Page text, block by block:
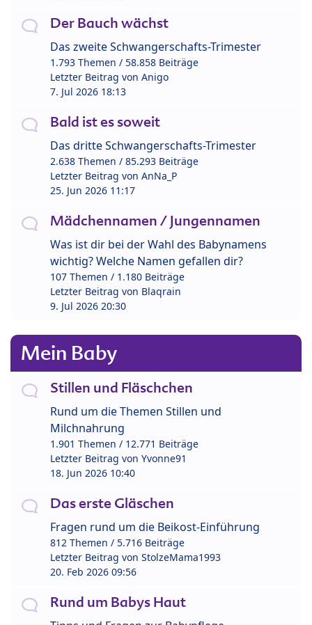
Der Bauch wächst
Das zweite Schwangerschafts-Trimester
1.793 Themen / 58.858 Beiträge
Letzter Beitrag von Anigo
7. Jul 2026 18:13
Bald ist es soweit
Das dritte Schwangerschafts-Trimester
2.638 Themen / 85.293 Beiträge
Letzter Beitrag von AnNa_P
25. Jun 2026 11:17
Mädchennamen / Jungennamen
Was ist dir bei der Wahl des Babynamens
wichtig? Welche Namen gefallen dir?
107 Themen / 1.180 Beiträge
Letzter Beitrag von Blaqrain
9. Jul 2026 20:30
Mein Baby
Stillen und Fläschchen
Rund um die Themen Stillen und
Milchnahrung
1.901 Themen / 12.771 Beiträge
Letzter Beitrag von Yvonne91
18. Jun 2026 10:40
Das erste Gläschen
Fragen rund um die Beikost-Einführung
812 Themen / 5.716 Beiträge
Letzter Beitrag von StolzeMama1993
20. Feb 2026 09:56
Rund um Babys Haut